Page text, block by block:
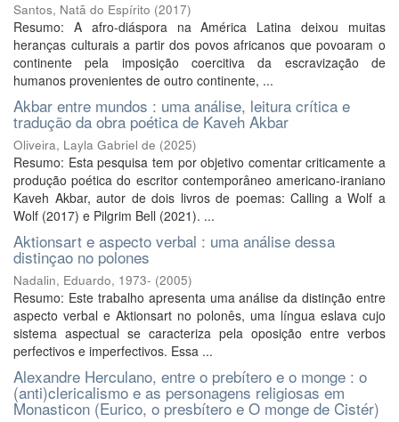
Santos, Natã do Espírito (2017)
Resumo: A afro-diáspora na América Latina deixou muitas
heranças culturais a partir dos povos africanos que povoaram o
continente pela imposição coercitiva da escravização de
humanos provenientes de outro continente, ...
Akbar entre mundos : uma análise, leitura crítica e
tradução da obra poética de Kaveh Akbar
Oliveira, Layla Gabriel de (2025)
Resumo: Esta pesquisa tem por objetivo comentar criticamente a
produção poética do escritor contemporâneo americano-iraniano
Kaveh Akbar, autor de dois livros de poemas: Calling a Wolf a
Wolf (2017) e Pilgrim Bell (2021). ...
Aktionsart e aspecto verbal : uma análise dessa
distinçao no polones
Nadalin, Eduardo, 1973- (2005)
Resumo: Este trabalho apresenta uma análise da distinção entre
aspecto verbal e Aktionsart no polonês, uma língua eslava cujo
sistema aspectual se caracteriza pela oposição entre verbos
perfectivos e imperfectivos. Essa ...
Alexandre Herculano, entre o prebítero e o monge : o
(anti)clericalismo e as personagens religiosas em
Monasticon (Eurico, o presbítero e O monge de Cistér)